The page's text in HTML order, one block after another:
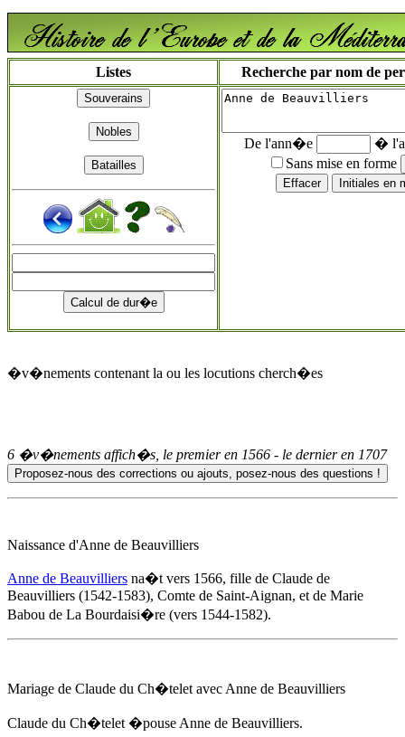
Listes Recherche par nom de
De l'ann�e
�
Sans mise en forme
�v�nements contenant la ou les locutions cherch�es
6 �v�nements affich�s, le premier en 1566 - le dernier en 1707
Naissance d'Anne de Beauvilliers
Anne de Beauvilliers na�t vers 1566, fille de Claude de
Beauvilliers (1542-1583), Comte de Saint-Aignan, et de Marie
Babou de La Bourdaisi�re (vers 1544-1582).
Mariage de Claude du Ch�telet avec Anne de Beauvilliers
Claude du Ch�telet �pouse Anne de Beauvilliers.